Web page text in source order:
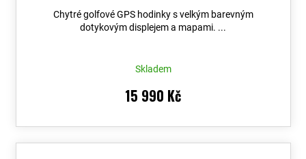
Chytré golfové GPS hodinky s velkým barevným
dotykovým displejem a mapami. ...
Skladem
15 990 Kč